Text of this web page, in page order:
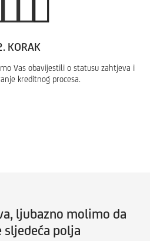
KORAK
Vas obavijestili o statusu zahtjeva i
kreditnog procesa.
ljubazno molimo da
sljedeća polja